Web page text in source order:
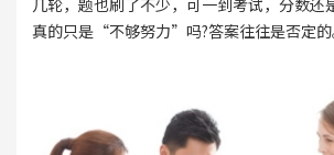
几轮，题也刷了不少，可一到考试，分数还
真的只是“不够努力”吗?答案往往是否定的